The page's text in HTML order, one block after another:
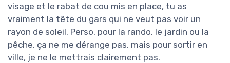
visage et le rabat de cou mis en place, tu as
vraiment la tête du gars qui ne veut pas voir un
rayon de soleil. Perso, pour la rando, le jardin ou la
pêche, ça ne me dérange pas, mais pour sortir en
ville, je ne le mettrais clairement pas.